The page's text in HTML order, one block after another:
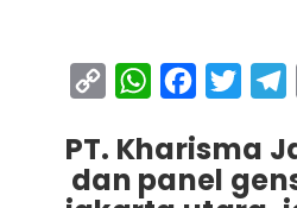
Copy
WhatsApp
Facebook
PT. Kharisma
dan panel